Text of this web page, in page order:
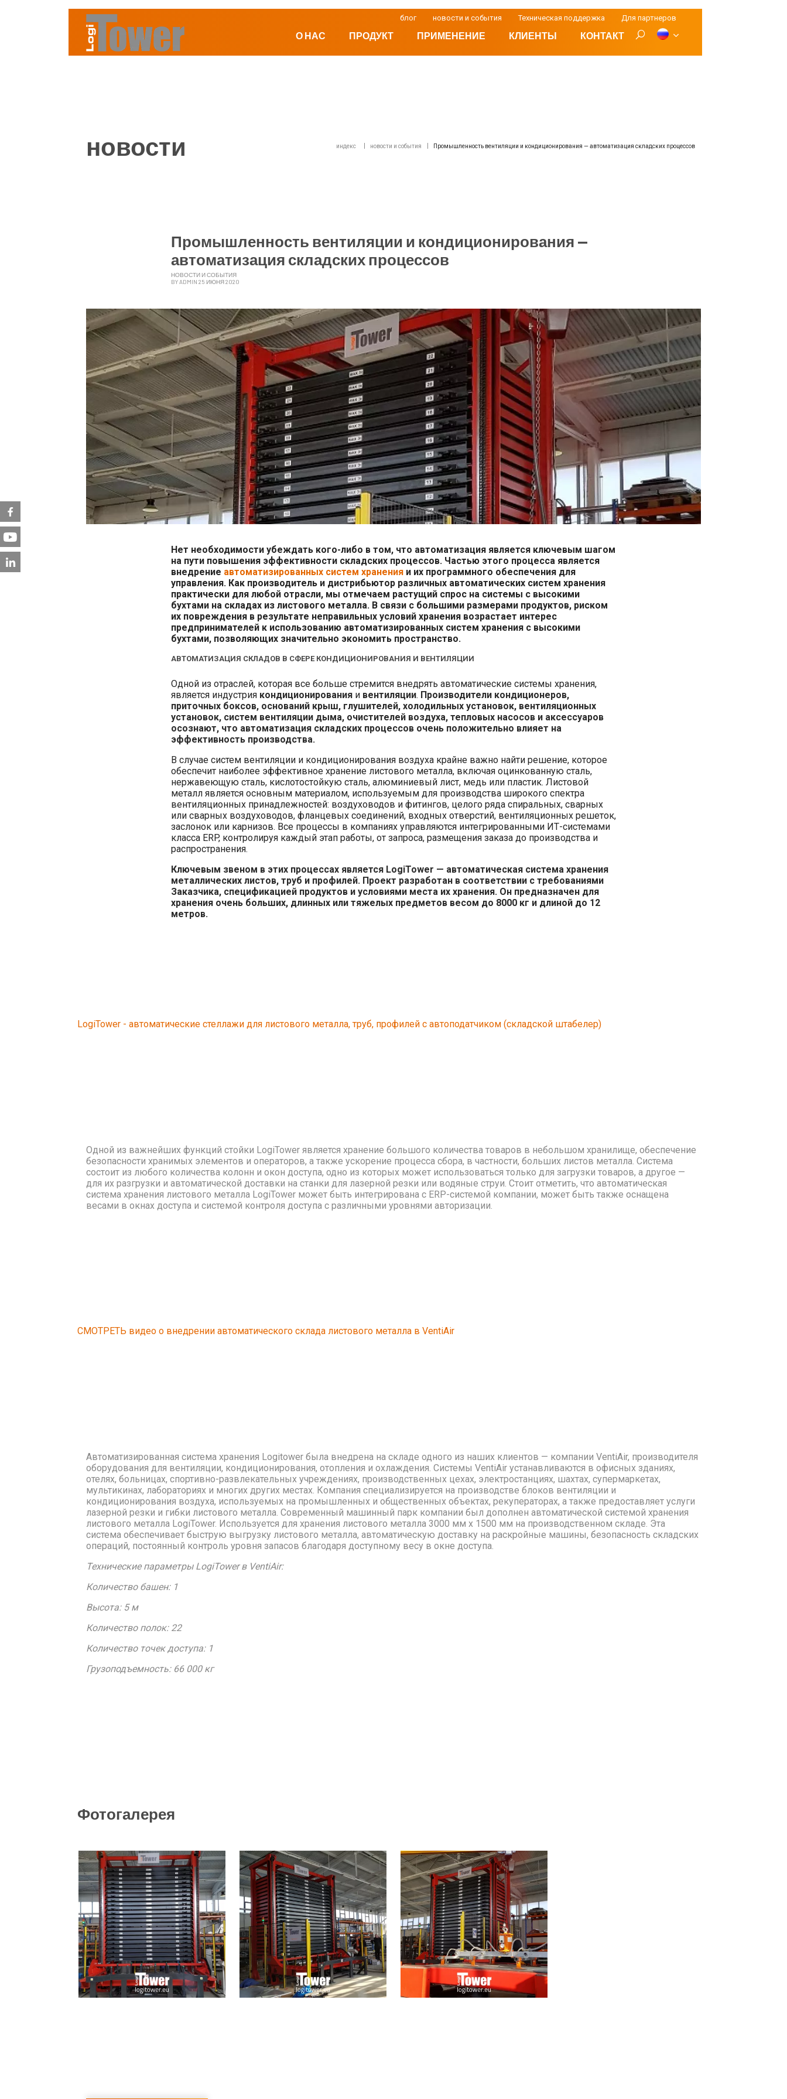
блог новости и события Техническая поддержка Для партнеров
О НАС ПРОДУКТ ПРИМЕНЕНИЕ КЛИЕНТЫ КОНТАКТ
новости индекс новости и события Промышленность вентиляции и кондиционирования — автоматизация складских процессов
Промышленность вентиляции и кондиционирования —
автоматизация складских процессов
НОВОСТИ И СОБЫТИЯ
BY ADMIN 25 ИЮНЯ 2020
Нет необходимости убеждать кого-либо в том, что автоматизация является ключевым шагом
на пути повышения эффективности складских процессов. Частью этого процесса является
внедрение автоматизированных систем хранения и их программного обеспечения для
управления. Как производитель и дистрибьютор различных автоматических систем хранения
практически для любой отрасли, мы отмечаем растущий спрос на системы с высокими
бухтами на складах из листового металла. В связи с большими размерами продуктов, риском
их повреждения в результате неправильных условий хранения возрастает интерес
предпринимателей к использованию автоматизированных систем хранения с высокими
бухтами, позволяющих значительно экономить пространство.
АВТОМАТИЗАЦИЯ СКЛАДОВ В СФЕРЕ КОНДИЦИОНИРОВАНИЯ И ВЕНТИЛЯЦИИ
Одной из отраслей, которая все больше стремится внедрять автоматические системы хранения,
является индустрия кондиционирования и вентиляции. Производители кондиционеров,
приточных боксов, оснований крыш, глушителей, холодильных установок, вентиляционных
установок, систем вентиляции дыма, очистителей воздуха, тепловых насосов и аксессуаров
осознают, что автоматизация складских процессов очень положительно влияет на
эффективность производства.
В случае систем вентиляции и кондиционирования воздуха крайне важно найти решение, которое
обеспечит наиболее эффективное хранение листового металла, включая оцинкованную сталь,
нержавеющую сталь, кислотостойкую сталь, алюминиевый лист, медь или пластик. Листовой
металл является основным материалом, используемым для производства широкого спектра
вентиляционных принадлежностей: воздуховодов и фитингов, целого ряда спиральных, сварных
или сварных воздуховодов, фланцевых соединений, входных отверстий, вентиляционных решеток,
заслонок или карнизов. Все процессы в компаниях управляются интегрированными ИТ-системами
класса ERP, контролируя каждый этап работы, от запроса, размещения заказа до производства и
распространения.
Ключевым звеном в этих процессах является LogiTower — автоматическая система хранения
металлических листов, труб и профилей. Проект разработан в соответствии с требованиями
Заказчика, спецификацией продуктов и условиями места их хранения. Он предназначен для
хранения очень больших, длинных или тяжелых предметов весом до 8000 кг и длиной до 12
метров.
LogiTower - автоматические стеллажи для листового металла, труб, профилей с автоподатчиком (складской штабелер)
Одной из важнейших функций стойки LogiTower является хранение большого количества товаров в небольшом хранилище, обеспечение
безопасности хранимых элементов и операторов, а также ускорение процесса сбора, в частности, больших листов металла. Система
состоит из любого количества колонн и окон доступа, одно из которых может использоваться только для загрузки товаров, а другое —
для их разгрузки и автоматической доставки на станки для лазерной резки или водяные струи. Стоит отметить, что автоматическая
система хранения листового металла LogiTower может быть интегрирована с ERP-системой компании, может быть также оснащена
весами в окнах доступа и системой контроля доступа с различными уровнями авторизации.
СМОТРЕТЬ видео о внедрении автоматического склада листового металла в VentiAir
Автоматизированная система хранения Logitower была внедрена на складе одного из наших клиентов — компании VentiAir, производителя
оборудования для вентиляции, кондиционирования, отопления и охлаждения. Системы VentiAir устанавливаются в офисных зданиях,
отелях, больницах, спортивно-развлекательных учреждениях, производственных цехах, электростанциях, шахтах, супермаркетах,
мультикинах, лабораториях и многих других местах. Компания специализируется на производстве блоков вентиляции и
кондиционирования воздуха, используемых на промышленных и общественных объектах, рекуператорах, а также предоставляет услуги
лазерной резки и гибки листового металла. Современный машинный парк компании был дополнен автоматической системой хранения
листового металла LogiTower. Используется для хранения листового металла 3000 мм х 1500 мм на производственном складе. Эта
система обеспечивает быструю выгрузку листового металла, автоматическую доставку на раскройные машины, безопасность складских
операций, постоянный контроль уровня запасов благодаря доступному весу в окне доступа.
Технические параметры LogiTower в VentiAir:
Количество башен: 1
Высота: 5 м
Количество полок: 22
Количество точек доступа: 1
Грузоподъемность: 66 000 кг
Фотогалерея